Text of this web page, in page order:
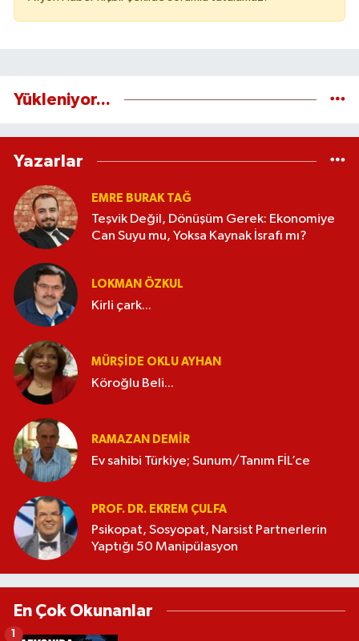
Yükleniyor...
Yazarlar
EMRE BURAK TAĞ
Teşvik Değil, Dönüşüm Gerek: Ekonomiye
Can Suyu mu, Yoksa Kaynak İsrafı mı?
LOKMAN ÖZKUL
Kirli çark...
MÜRŞIDE OKLU AYHAN
Köroğlu Beli...
RAMAZAN DEMİR
Ev sahibi Türkiye; Sunum/Tanım FİL’ce
PROF. DR. EKREM ÇULFA
Psikopat, Sosyopat, Narsist Partnerlerin
Yaptığı 50 Manipülasyon
En Çok Okunanlar
1